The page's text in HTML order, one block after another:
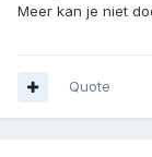
Meer kan je niet
Quote